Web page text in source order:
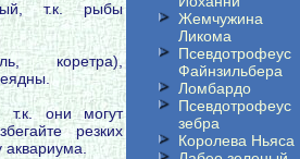
т.к. рыбы
коретра),
т.к. они могут
резких
аквариума.
Жемчужина
Ликома
Псевдотрофеус
Файнзильбера
Ломбардо
Псевдотрофеус
зебра
Королева Ньяса